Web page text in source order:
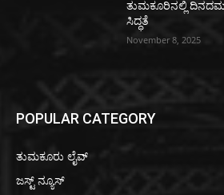
ತುಮಕೂರಿನಲ್ಲಿ
ಸಿದ್ಧತೆ
November 8, 2025
POPULAR CATEGORY
ತುಮಕೂರು ಲೈವ್
ಜಸ್ಟ್ ನ್ಯೂಸ್